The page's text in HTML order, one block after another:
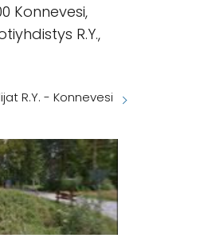
Konnevesi,
R.Y.,
R.Y. - Konnevesi